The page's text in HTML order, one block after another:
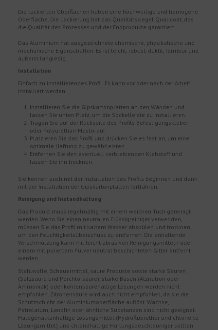
Die lackierten Oberflächen haben eine hochwertige und homogene
Oberfläche. Die Lackierung hat das Qualitätssiegel Qualicoat, das
die Qualität des Prozesses und der Endprodukte garantiert.
Das Aluminium hat ausgezeichnete chemische, physikalische und
mechanische Eigenschaften. Es ist leicht, robust, duktil, formbar und
äußerst langlebig.
Installation
Einfach zu installierendes Profil. Es kann vor oder nach der Arbeit
installiert werden.
Installieren Sie die Gipskartonplatten an den Wänden und
lassen Sie unten Platz, um die Sockelleiste zu installieren.
Tragen Sie auf der Rückseite des Profils Befestigungskleber
oder Polyurethan-Mastix auf.
Platzieren Sie das Profil und drücken Sie es fest an, um eine
optimale Haftung zu gewährleisten.
Entfernen Sie den eventuell verbleibenden Klebstoff und
lassen Sie ihn trocknen.
Sie können auch mit der Installation des Profils beginnen und dann
mit der Installation der Gipskartonplatten fortfahren.
Reinigung und Instandhaltung
Das Produkt muss regelmäßig mit einem weichen Tuch gereinigt
werden. Wenn Sie einen neutralen Flüssigreiniger verwenden,
müssen Sie das Profil mit kaltem Wasser abspülen und trocknen,
um den Feuchtigkeitsüberschuss zu entfernen. Die anhaltende
Verschmutzung kann mit leicht abrasiven Reinigungsmitteln oder
einem mit poliertem Pulver neutral beschichteten Gitter entfernt
werden.
Stahlwolle, Scheuermittel, saure Produkte sowie starke Säuren
(Salzsäure und Perchlorsäure), starke Basen (Ätznatron oder
Ammoniak) oder kohlensäurehaltige Lösungen werden nicht
empfohlen. Zitronensäure wird auch nicht empfohlen, da sie die
Schutzschicht der Aluminiumoberfläche auflöst. Wachse,
Petrolatum, Lanolin oder ähnliche Substanzen sind nicht geeignet.
Halogenalkanhaltige Lösungsmittel (Hydrofluorether und chlorierte
Lösungsmittel) und chloridhaltige Härtungsbeschleuniger sollten